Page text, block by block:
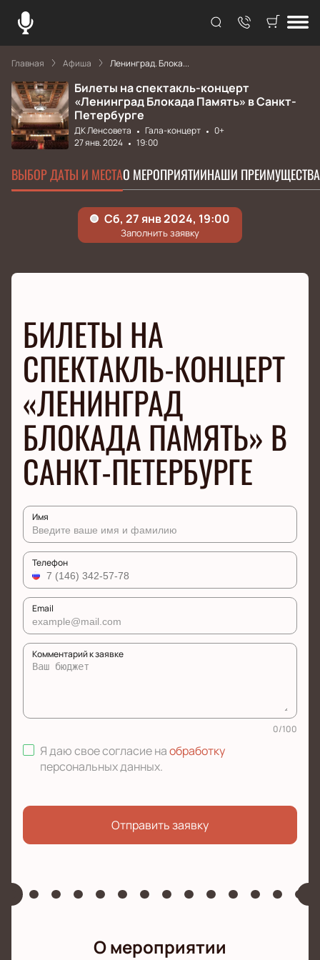
Главная Афиша Ленинград. Блока...
Билеты на спектакль-концерт
«Ленинград Блокада Память» в Санкт-
Петербурге
ДК Ленсовета Гала-концерт
0+
27 янв. 2024
19:00
ВЫБОР ДАТЫ И МЕСТАО МЕРОПРИЯТИИНАШИ ПРЕИМУЩЕСТВА
БИЛЕТЫ НА
СПЕКТАКЛЬ-КОНЦЕРТ
«ЛЕНИНГРАД
БЛОКАДА ПАМЯТЬ» В
САНКТ-ПЕТЕРБУРГЕ
Имя
Телефон
Email
Комментарий к заявке
0/100
Я даю свое согласие наобработку
персональных данных.
Отправить заявку
О мероприятии